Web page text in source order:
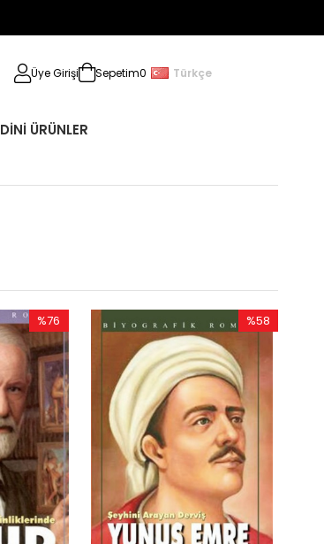
Üye Girişi Sepetim0 Türkçe
DİNİ ÜRÜNLER
%76
İndirim
%76İndirim
%58
%58İndirim